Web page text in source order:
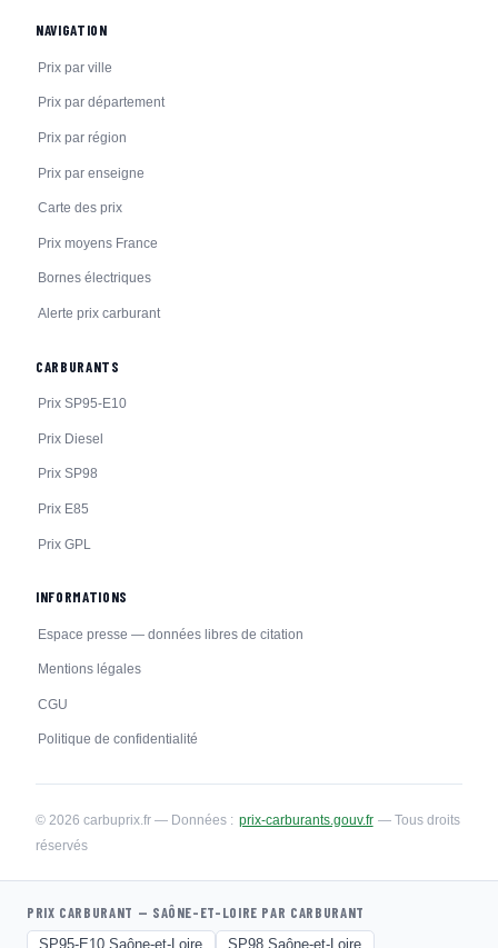
NAVIGATION
Prix par ville
Prix par département
Prix par région
Prix par enseigne
Carte des prix
Prix moyens France
Bornes électriques
Alerte prix carburant
CARBURANTS
Prix SP95-E10
Prix Diesel
Prix SP98
Prix E85
Prix GPL
INFORMATIONS
Espace presse — données libres de citation
Mentions légales
CGU
Politique de confidentialité
© 2026 carbuprix.fr — Données : prix-carburants.gouv.fr — Tous droits
réservés
PRIX CARBURANT — SAÔNE-ET-LOIRE PAR CARBURANT
SP95-E10 Saône-et-Loire SP98 Saône-et-Loire